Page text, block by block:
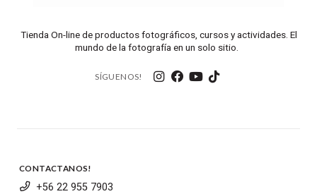
Tienda On-line de productos fotográficos, cursos y actividades. El
mundo de la fotografía en un solo sitio.
SÍGUENOS!
CONTACTANOS!
+56 22 955 7903